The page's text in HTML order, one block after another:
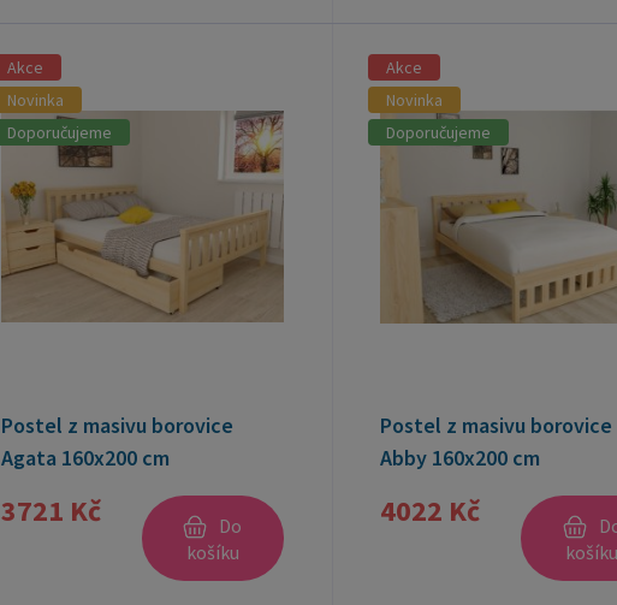
Akce
Novinka
Doporučujeme
Postel z masivu borovice
Agata 160x200 cm
3721 Kč
Do
košíku
Akce
Novinka
Doporučujeme
Postel z masivu borovice
Abby 160x200 cm
4022 Kč